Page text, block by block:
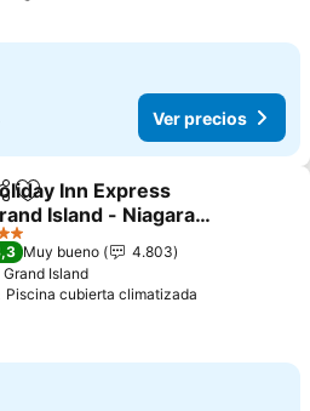
Ver precios
Agregar a favoritos
Inn Express
Island - Niagara
By Ihg
precios
Muy bueno
4.803
Grand Island
Piscina cubierta climatizada